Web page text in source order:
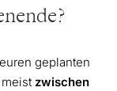
geplanten
zwischen